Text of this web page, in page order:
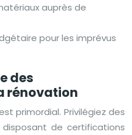
auprès de
pour les imprévus
des
rénovation
primordial. Privilégiez des
de certifications